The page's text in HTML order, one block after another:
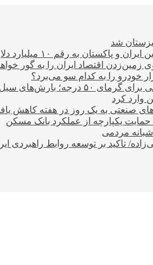
شد
پاکستان به رقم ۱۰ میلیارد دلار
زمین‌زدن اقتصاد ایران را به گور
خودرو را به کدام سو می‌برد؟
سیل‌آسا در ۳ استان
وارد کرد
صنعتی به یک روز در هفته کاهش
حمایت یکپارچه از عملکرد بانک مسکن
شبانه مردمی
تاکید بر توسعه روابط راهبردی